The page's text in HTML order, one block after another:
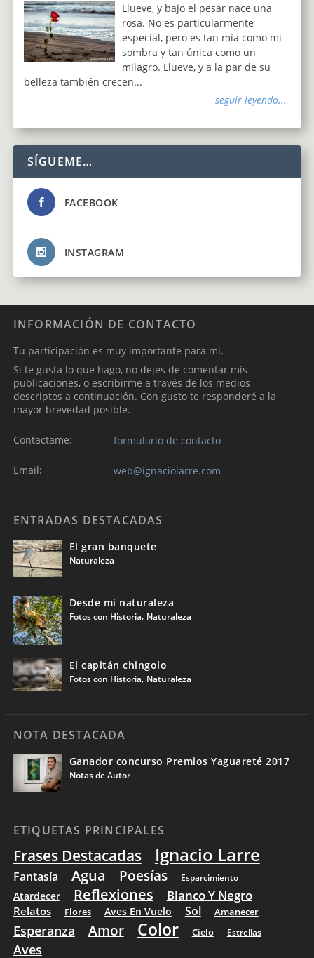
Llueve, y bajo el pesar nace una
rosa. No es particularmente
especial, pero es tan mía como mi
sombra y tan única como un
milagro. Llueve, y a la par de su
belleza también crecen...
seguir leyendo...
SÍGUEME…
FACEBOOK
INSTAGRAM
INFORMACIÓN DE CONTACTO
Tu participación es muy importante para mí.
Si te gusta lo que hago, no dejes de comentar mis
publicaciones, o escribirme a través de los medios
descriptos a continuación. Con gusto te responderé a la
mayor brevedad posible.
Contactame: formulario de contacto
Email: web@ignaciolarre.com
ENTRADAS DESTACADAS
El gran banquete
Naturaleza
Desde mi naturaleza
Fotos con Historia, Naturaleza
El capitán chingolo
Fotos con Historia, Naturaleza
NOTA DESTACADA
Ganador concurso Premios Yaguareté 2017
Notas de Autor
ETIQUETAS PRINCIPALES
Frases Destacadas Ignacio Larre
Fantasía Agua Poesías Esparcimiento
Atardecer Reflexiones Blanco Y Negro
Relatos Flores Aves En Vuelo Sol Amanecer
Esperanza Amor Color Cielo Estrellas
Aves